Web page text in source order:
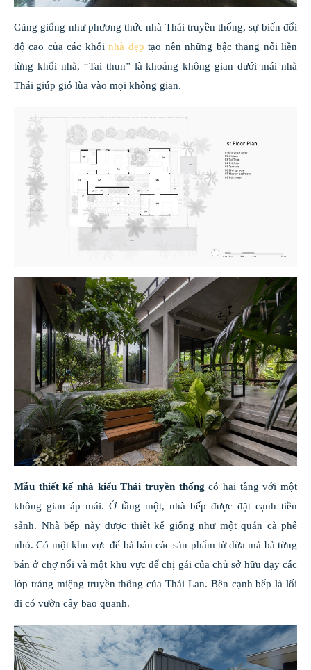
Cũng giống như phương thức nhà Thái truyền thống, sự biến đổi
độ cao của các khốinhà đẹp tạo nên những bậc thang nối liền
từng khối nhà, “Tai thun” là khoảng không gian dưới mái nhà
Thái giúp gió lùa vào mọi không gian.
Mẫu thiết kế nhà kiểu Thái truyền thống có hai tầng với một
không gian áp mái. Ở tầng một, nhà bếp được đặt cạnh tiền
sảnh. Nhà bếp này được thiết kế giống như một quán cà phê
nhỏ. Có một khu vực để bà bán các sản phẩm từ dừa mà bà từng
bán ở chợ nổi và một khu vực để chị gái của chủ sở hữu dạy các
lớp tráng miệng truyền thống của Thái Lan. Bên cạnh bếp là lối
đi có vườn cây bao quanh.